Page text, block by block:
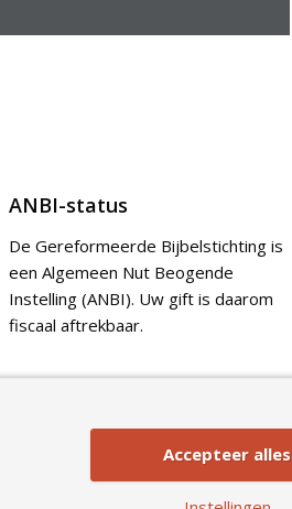
ANBI-status
De Gereformeerde Bijbelstichting is
een Algemeen Nut Beogende
Instelling (ANBI). Uw gift is daarom
fiscaal aftrekbaar.
Accepteer alles